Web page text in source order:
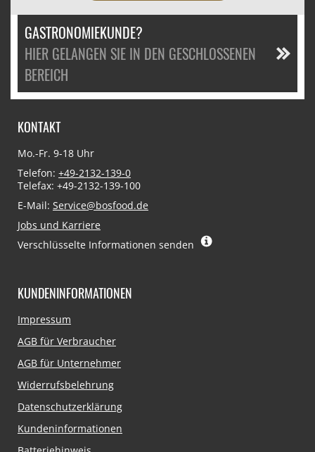
GASTRONOMIEKUNDE?
HIER GELANGEN SIE IN DEN GESCHLOSSENEN
BEREICH
KONTAKT
Mo.-Fr. 9-18 Uhr
Telefon: +49-2132-139-0
Telefax: +49-2132-139-100
E-Mail: Service@bosfood.de
Jobs und Karriere
Verschlüsselte Informationen senden
KUNDENINFORMATIONEN
Navigation
Impressum
AGB für Verbraucher
AGB für Unternehmer
Widerrufsbelehrung
Datenschutzerklärung
Kundeninformationen